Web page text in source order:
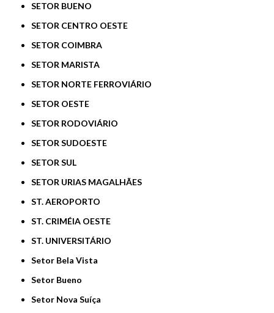
SETOR BUENO
SETOR CENTRO OESTE
SETOR COIMBRA
SETOR MARISTA
SETOR NORTE FERROVIÁRIO
SETOR OESTE
SETOR RODOVIÁRIO
SETOR SUDOESTE
SETOR SUL
SETOR URIAS MAGALHÃES
ST. AEROPORTO
ST. CRIMÉIA OESTE
ST. UNIVERSITÁRIO
Setor Bela Vista
Setor Bueno
Setor Nova Suíça